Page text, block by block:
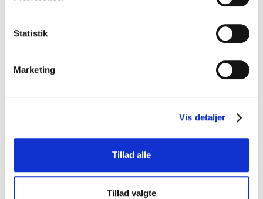
Statistik
Marketing
Vis detaljer
Tillad alle
Tillad valgte
Espevig skærver 11-16
mm, gråmix